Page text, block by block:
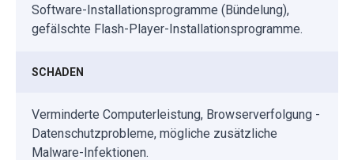
Software-Installationsprogramme (Bündelung),
gefälschte Flash-Player-Installationsprogramme.
SCHADEN
Verminderte Computerleistung, Browserverfolgung -
Datenschutzprobleme, mögliche zusätzliche
Malware-Infektionen.